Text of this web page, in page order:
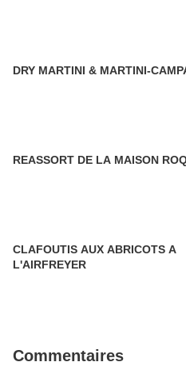
DRY MARTINI & MARTINI-
REASSORT DE LA MAISON
CLAFOUTIS AUX ABRICOTS A
L'AIRFREYER
Commentaires